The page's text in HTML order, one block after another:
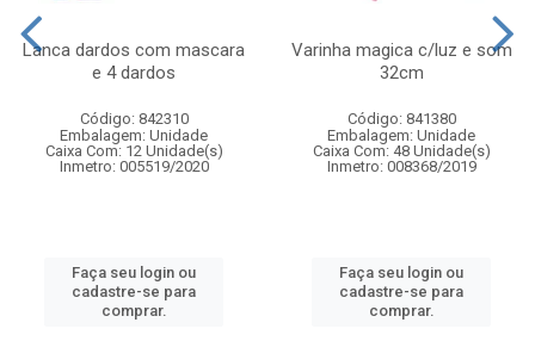
Lanca dardos com mascara
e 4 dardos
Código: 842310
Embalagem: Unidade
Caixa Com: 12 Unidade(s)
Inmetro: 005519/2020
Faça seu login ou
cadastre-se para
comprar.
Varinha magica c/luz e som
32cm
Código: 841380
Embalagem: Unidade
Caixa Com: 48 Unidade(s)
Inmetro: 008368/2019
Faça seu login ou
cadastre-se para
comprar.